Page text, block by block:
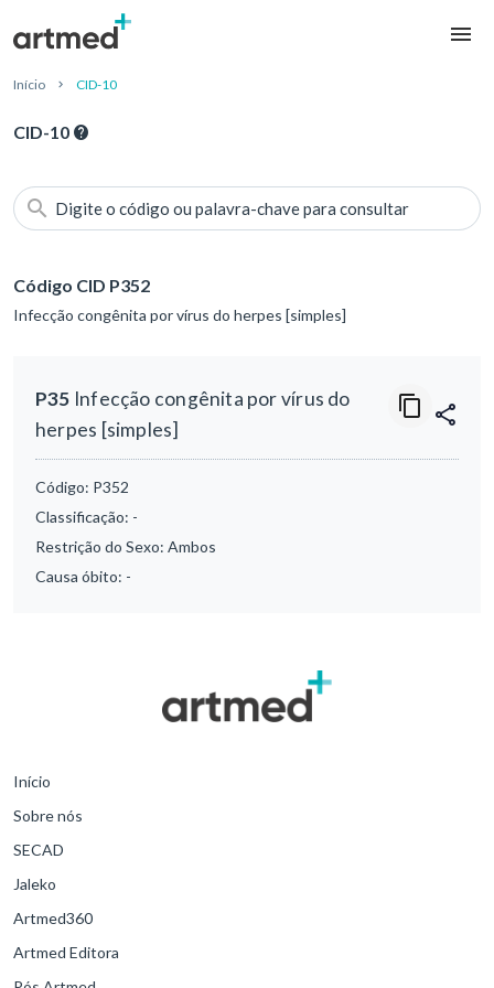
Início CID-10
CID-10
Digite o código ou palavra-chave para consultar
Código CID P352
Infecção congênita por vírus do herpes [simples]
P35 Infecção congênita por vírus do
herpes [simples]
Código: P352
Classificação: -
Restrição do Sexo: Ambos
Causa óbito: -
Início
Sobre nós
SECAD
Jaleko
Artmed360
Artmed Editora